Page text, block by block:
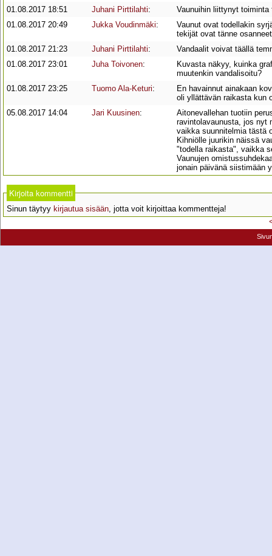
01.08.2017 18:51
Juhani Pirttilahti:
Vaunuihin liittynyt
01.08.2017 20:49
Jukka Voudinmäki:
Vaunut ovat todellakin
tekijät ovat tänne
01.08.2017 21:23
Juhani Pirttilahti:
Vandaalit voivat täällä
01.08.2017 23:01
Juha Toivonen:
Kuvasta näkyy, kuinka
muutenkin vandalisoitu?
01.08.2017 23:25
Tuomo Ala-Keturi:
En havainnut ainakaan
oli yllättävän raikasta kun
05.08.2017 14:04
Jari Kuusinen:
Aitonevallehan tuotiin
ravintolavaunusta, jos nyt
vaikka suunnitelmia tästä
Kihniölle juurikin näissä
"todella raikasta", vaikka
Vaunujen
jonain päivänä siistimään
Kirjoita kommentti
Sinun täytyy kirjautua sisään, jotta voit kirjoittaa kommentteja!